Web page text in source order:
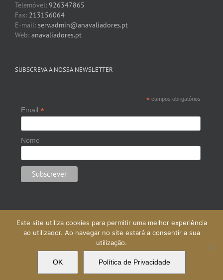
Telemóvel: 926347865
Fax: 213156064
E-mail: serv.admin@anavaliadores.pt
Web: anavaliadores.pt
SUBSCREVA A NOSSA NEWSLETTER
*campos obrigatórios
Email *
Nome
Copyright © 2021 ANAI | Direitos Reservados | Powered byWebexpress
LinkedIn
X Facebook
Este site utiliza cookies para permitir uma melhor experiência
ao utilizador. Ao navegar no site estará a consentir a sua
utilização.
OK Política de Privacidade